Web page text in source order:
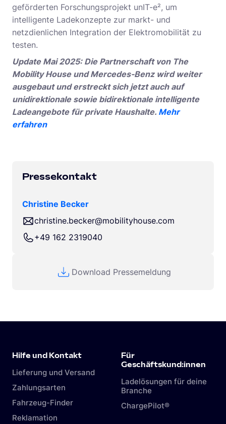
geförderten Forschungsprojekt unIT-e², um
intelligente Ladekonzepte zur markt- und
netzdienlichen Integration der Elektromobilität zu
testen.
Update Mai 2025: Die Partnerschaft von The
Mobility House und Mercedes-Benz wird weiter
ausgebaut und erstreckt sich jetzt auch auf
unidirektionale sowie bidirektionale intelligente
Ladeangebote für private Haushalte. Mehr
erfahren
Pressekontakt
Christine Becker
christine.becker@mobilityhouse.com
+49 162 2319040
Download Pressemeldung
Hilfe und Kontakt
Lieferung und Versand
Zahlungsarten
Fahrzeug-Finder
Reklamation
Für
Geschäftskund:innen
Ladelösungen für deine
Branche
ChargePilot®